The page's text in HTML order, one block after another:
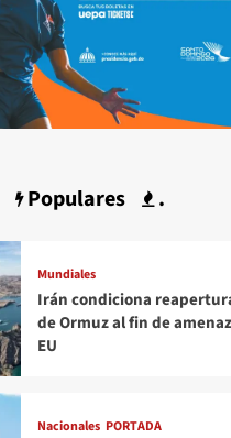
Populares .
Mundiales
Irán condiciona
de Ormuz al fin de
EU
Nacionales PORTADA